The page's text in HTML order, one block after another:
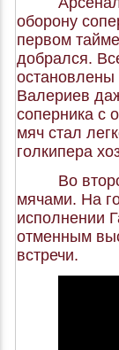
оборону
первом
добрался.
Валериев
соперника с
мяч стал
голкипера
Во
мячами. На
исполнении
отменным
встречи.